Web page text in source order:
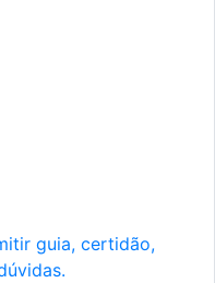
guia, certidão,